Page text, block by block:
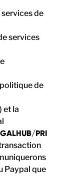
services de
services
de
) et la
PRI
Paypal que